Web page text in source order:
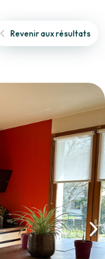
Revenir aux résultats